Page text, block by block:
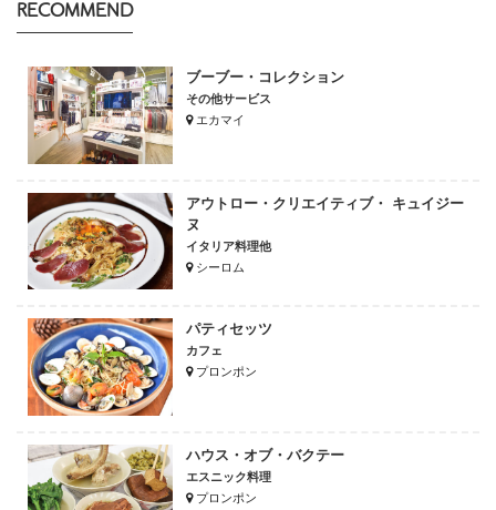
RECOMMEND
ブーブー・コレクション
その他サービス
エカマイ
アウトロー・クリエイティブ・ キュイジー
ヌ
イタリア料理他
シーロム
パティセッツ
カフェ
プロンポン
ハウス・オブ・バクテー
エスニック料理
プロンポン